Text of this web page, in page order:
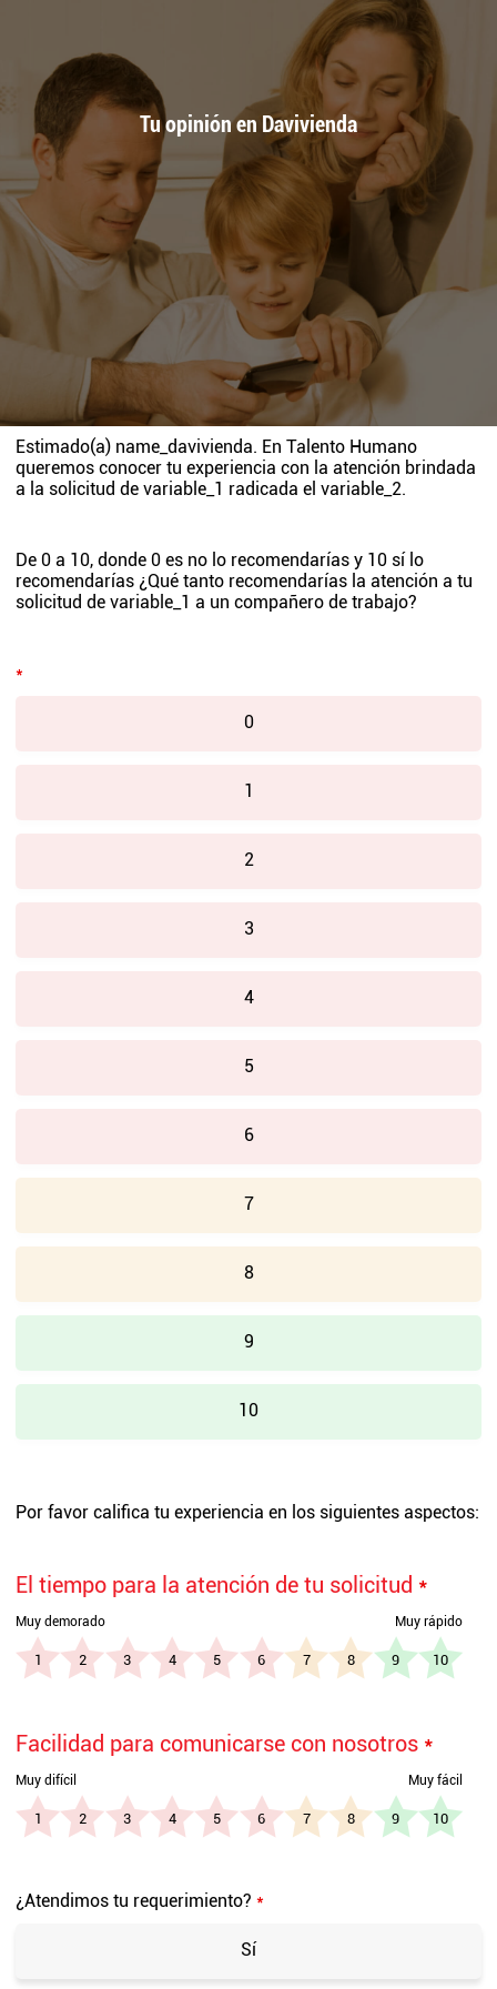
Tu opinión en Davivienda
Estimado(a) name_davivienda. En Talento Humano
queremos conocer tu experiencia con la atención brindada
a la solicitud de variable_1 radicada el variable_2.
De 0 a 10, donde 0 es no lo recomendarías y 10 sí lo
recomendarías ¿Qué tanto recomendarías la atención a tu
solicitud de variable_1 a un compañero de trabajo?
*
0
1
2
3
4
5
6
7
8
9
10
Por favor califica tu experiencia en los siguientes aspectos:
El tiempo para la atención de tu solicitud *
Facilidad para comunicarse con nosotros *
¿Atendimos tu requerimiento? *
Sí